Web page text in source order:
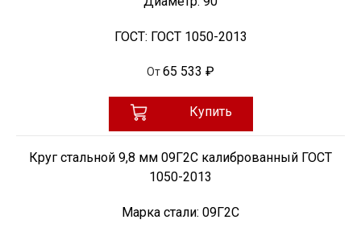
ГОСТ: ГОСТ 1050-2013
От65 533 ₽
Купить
Круг стальной 9,8 мм 09Г2С калиброванный ГОСТ
1050-2013
Марка стали: 09Г2С